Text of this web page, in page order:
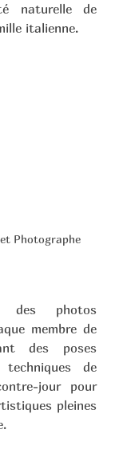
naturelle de
italienne.
Photographe
photos
membre de
des poses
de
jour pour
pleines